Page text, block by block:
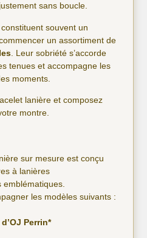
sans boucle.
souvent un
un assortiment de
. Leur sobriété s’accorde
tenues et accompagne les
moments.
lanière et composez
montre.
sur mesure est conçu
à lanières
emblématiques.
les modèles suivants :
Perrin*